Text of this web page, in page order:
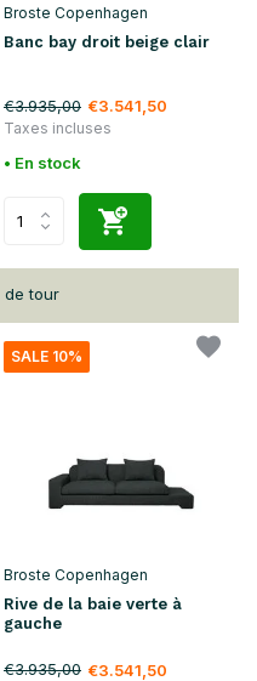
Broste Copenhagen
Banc bay droit beige clair
€3.935,00 €3.541,50
Taxes incluses
• En stock
de tour
SALE 10%
Broste Copenhagen
Rive de la baie verte à
gauche
€3.935,00 €3.541,50